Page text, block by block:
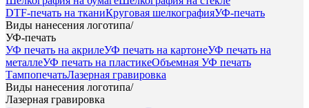
DTF-печать на тканиКруговая шелкографияУФ-печать
Виды нанесения логотипа/
УФ-печать
УФ печать на акрилеУФ печать на картонеУФ печать на
металлеУФ печать на пластикеОбъемная УФ печать
ТампопечатьЛазерная гравировка
Виды нанесения логотипа/
Лазерная гравировка